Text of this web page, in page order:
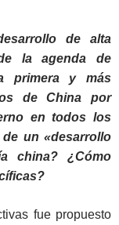
de alta
la agenda de
primera y más
de China por
en todos los
un «desarrollo
china? ¿Cómo
fue propuesto